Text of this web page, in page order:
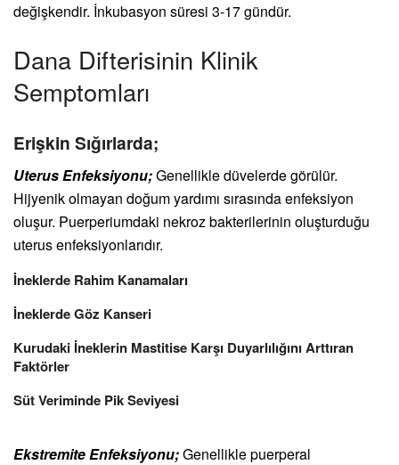
değişkendir. İnkubasyon süresi 3-17 gündür.
Dana Difterisinin Klinik
Semptomları
Erişkin Sığırlarda;
Uterus Enfeksiyonu;Genellikle düvelerde görülür.
Hijyenik olmayan doğum yardımı sırasında enfeksiyon
oluşur. Puerperiumdaki nekroz bakterilerinin oluşturduğu
uterus enfeksiyonlarıdır.
İneklerde Rahim Kanamaları
İneklerde Göz Kanseri
Kurudaki İneklerin Mastitise Karşı Duyarlılığını Arttıran
Faktörler
Süt Veriminde Pik Seviyesi
Ekstremite Enfeksiyonu;Genellikle puerperal